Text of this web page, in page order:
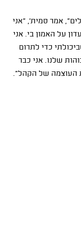
אמר סמית', "אני
על האמון בי. אני
כדי לתרום
שלנו. אני כבר
העוצמה של הקהל".